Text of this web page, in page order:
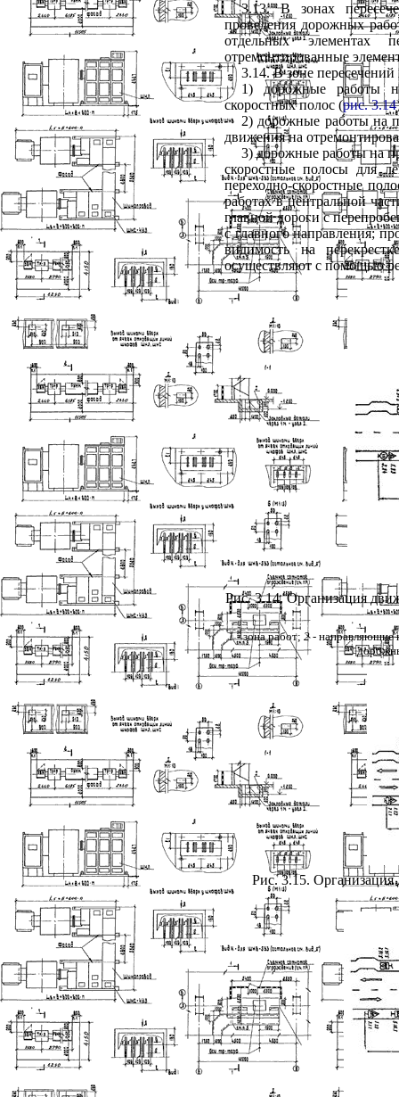
3.13. В зонах
проведения дорожных
отдельных элементах
отремонтированные
3.14. В зоне
1) дорожные работы
скоростных полос (рис. 3.14
2) дорожные работы на
движения на
3) дорожные работы на
скоростные полосы для
переходно-скоростные
работах в центральной
главной дороги с
с главного направления;
видимость на
осуществляют с помощью
Рис. 3.14. Организация
1- зона работ; 2- направляющие
Рис. 3.15.